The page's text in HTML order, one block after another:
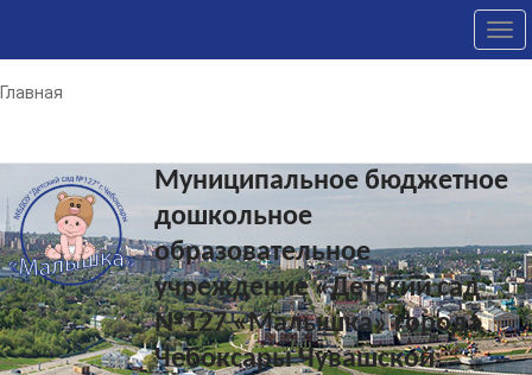
Главная
Муниципальное бюджетное
дошкольное
образовательное
учреждение «Детский сад
№127 «Малышка» города
Чебоксары Чувашской